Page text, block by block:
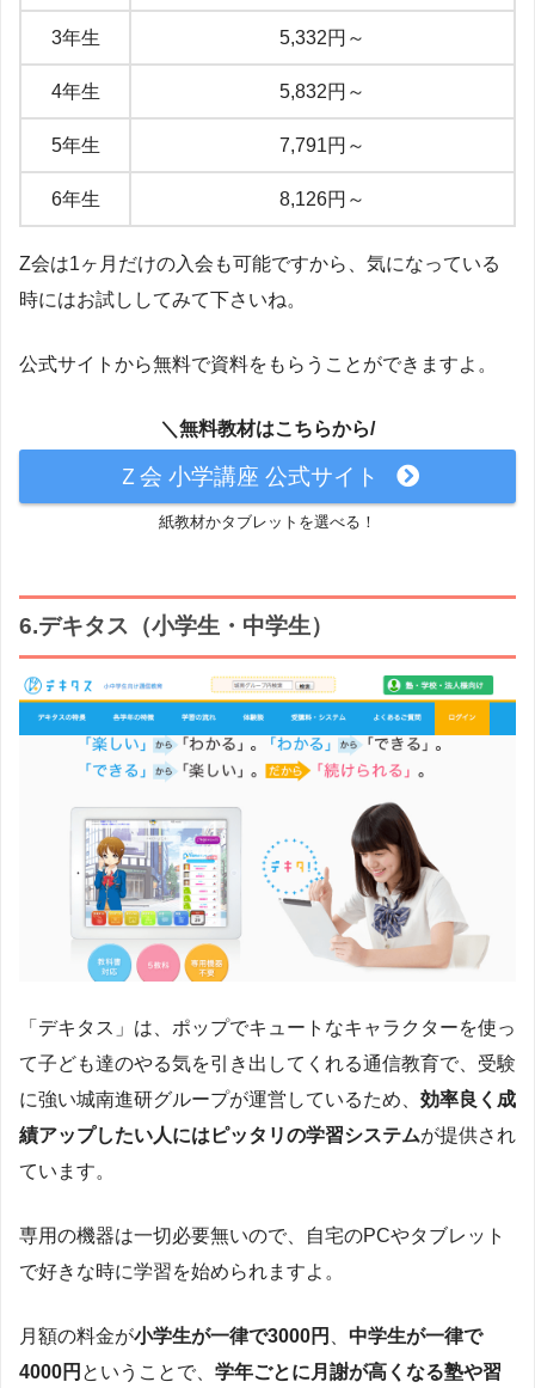
3年生 5,332円～
4年生 5,832円～
5年生 7,791円～
6年生 8,126円～
Z会は1ヶ月だけの入会も可能ですから、気になっている
時にはお試ししてみて下さいね。
公式サイトから無料で資料をもらうことができますよ。
＼無料教材はこちらから/
Ｚ会 小学講座 公式サイト
紙教材かタブレットを選べる！
6.デキタス（小学生・中学生）
「デキタス」は、ポップでキュートなキャラクターを使っ
て子ども達のやる気を引き出してくれる通信教育で、受験
に強い城南進研グループが運営しているため、 効率良く成
績アップしたい人にはピッタリの学習システムが提供され
ています。
専用の機器は一切必要無いので、自宅のPCやタブレット
で好きな時に学習を始められますよ。
月額の料金が小学生が一律で3000円
中学生が一律で
4000円 ということで、 学年ごとに月謝が高くなる塾や習